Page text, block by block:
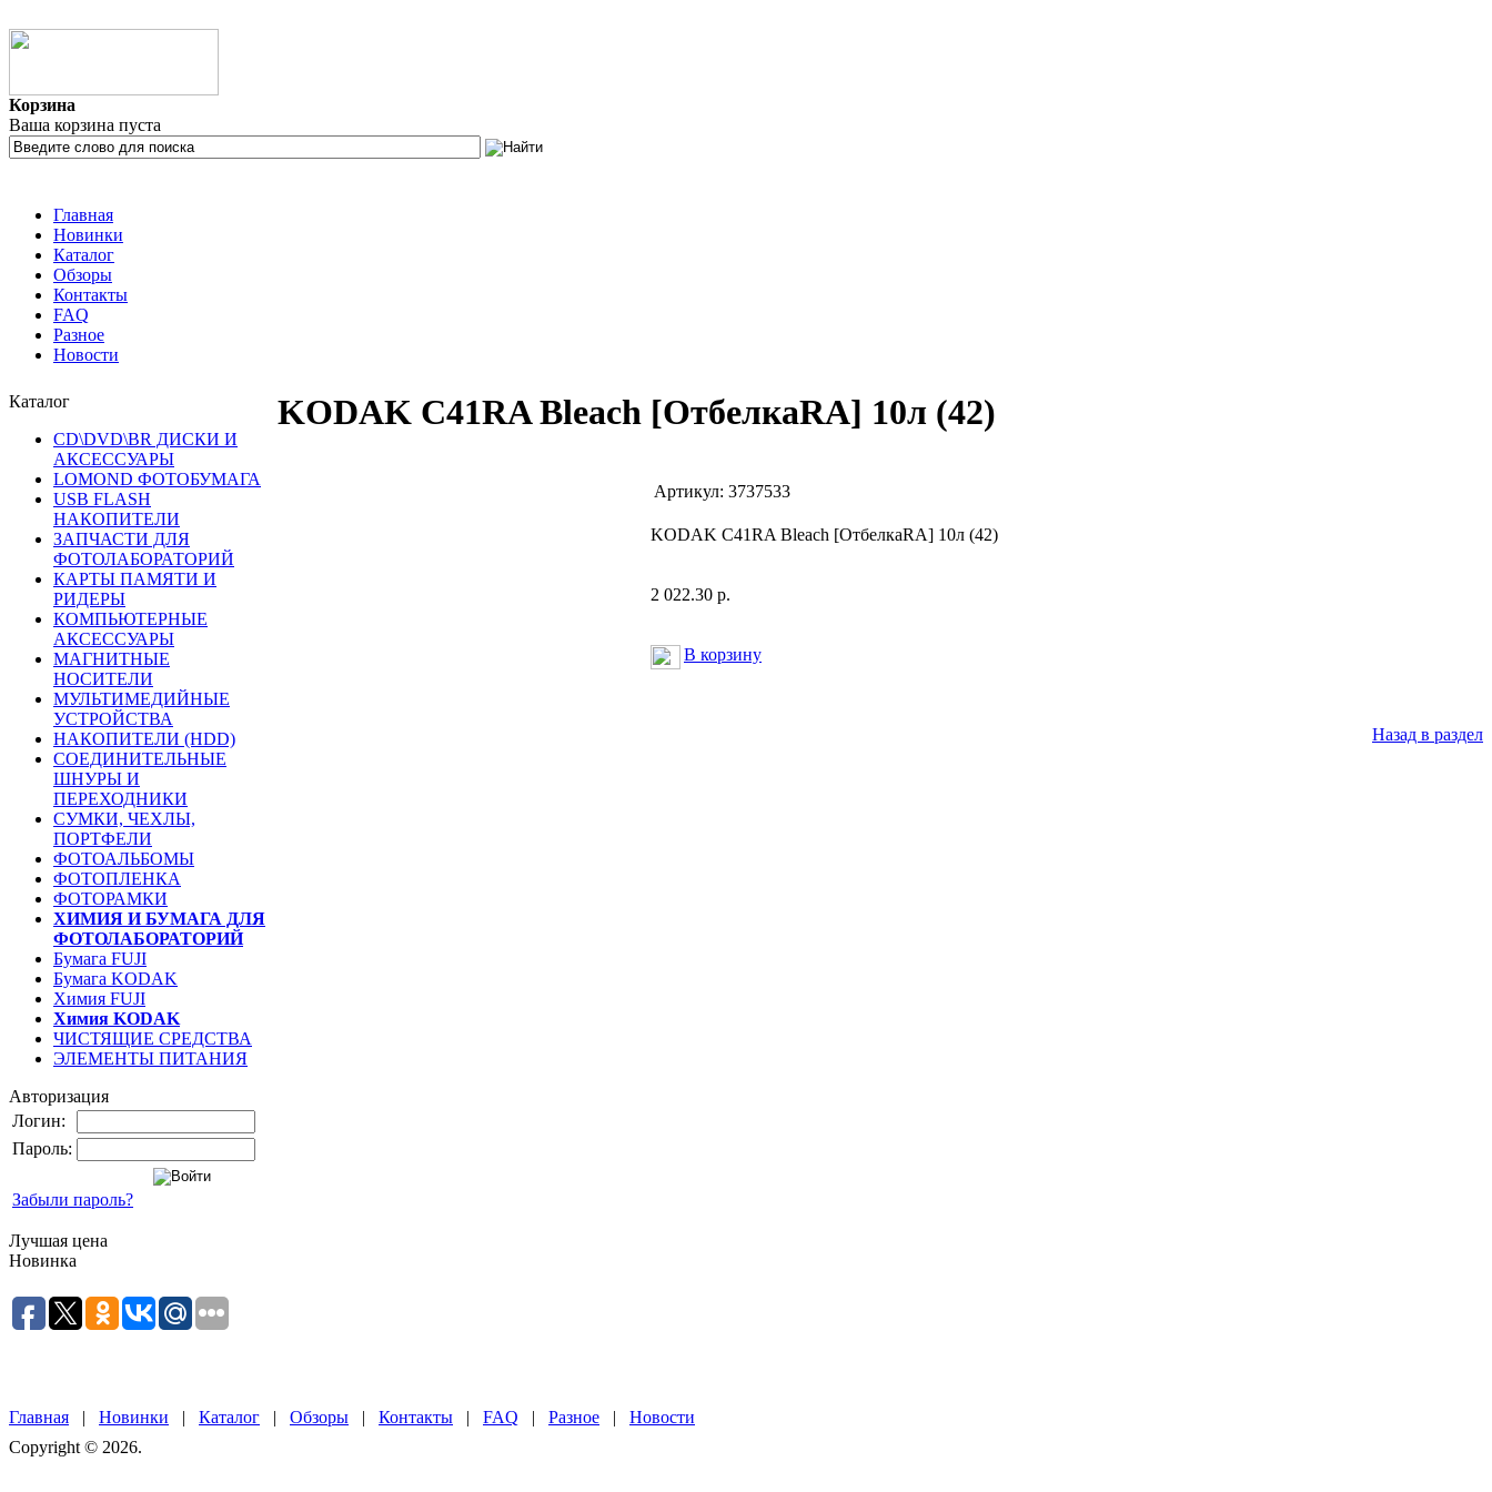
Корзина
Ваша корзина пуста
Главная
Новинки
Каталог
Обзоры
Контакты
FAQ
Разное
Новости
Каталог
CD\DVD\BR ДИСКИ И
АКСЕССУАРЫ
LOMOND ФОТОБУМАГА
USB FLASH
НАКОПИТЕЛИ
ЗАПЧАСТИ ДЛЯ
ФОТОЛАБОРАТОРИЙ
КАРТЫ ПАМЯТИ И
РИДЕРЫ
КОМПЬЮТЕРНЫЕ
АКСЕССУАРЫ
МАГНИТНЫЕ
НОСИТЕЛИ
МУЛЬТИМЕДИЙНЫЕ
УСТРОЙСТВА
НАКОПИТЕЛИ (HDD)
СОЕДИНИТЕЛЬНЫЕ
ШНУРЫ И
ПЕРЕХОДНИКИ
СУМКИ, ЧЕХЛЫ,
ПОРТФЕЛИ
ФОТОАЛЬБОМЫ
ФОТОПЛЕНКА
ФОТОРАМКИ
ХИМИЯ И БУМАГА ДЛЯ
ФОТОЛАБОРАТОРИЙ
Бумага FUJI
Бумага KODAK
Химия FUJI
Химия KODAK
ЧИСТЯЩИЕ СРЕДСТВА
ЭЛЕМЕНТЫ ПИТАНИЯ
Авторизация
Логин:
Пароль:
Забыли пароль?
Лучшая цена
Новинка
KODAK C41RA Bleach [ОтбелкаRA] 10л (42)
Артикул: 3737533
KODAK C41RA Bleach [ОтбелкаRA] 10л (42)
2 022.30 р.
В корзину
Назад в раздел
Главная | Новинки | Каталог | Обзоры | Контакты | FAQ | Разное | Новости
Copyright © 2026.